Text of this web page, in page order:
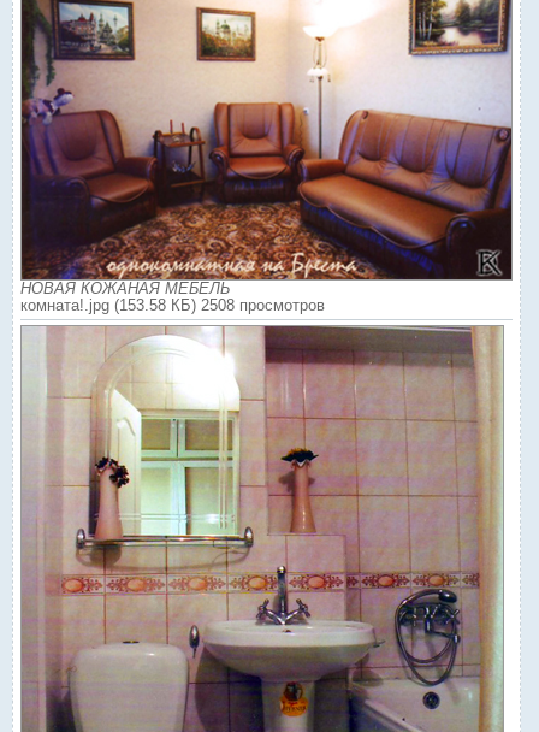
НОВАЯ КОЖАНАЯ МЕБЕЛЬ
комната!.jpg (153.58 КБ) 2508 просмотров